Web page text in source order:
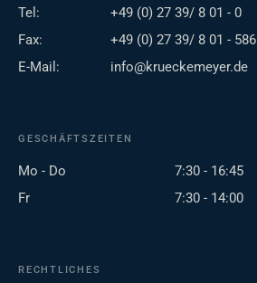
Tel:
+49 (0) 27 39/ 8 01 - 0
Fax:
+49 (0) 27 39/ 8 01 - 586
E-Mail:
info@krueckemeyer.de
GESCHÄFTSZEITEN
Mo - Do
7:30 - 16:45
Fr
7:30 - 14:00
RECHTLICHES